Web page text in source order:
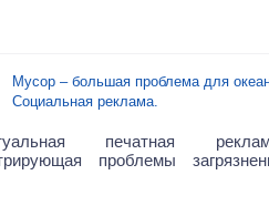
Мусор – большая проблема для
Социальная реклама.
печатная
проблемы